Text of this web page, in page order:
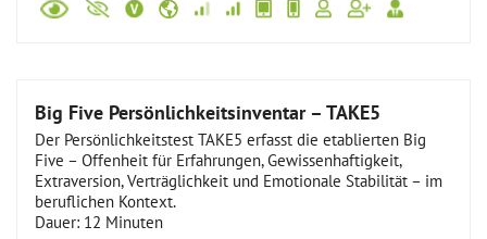
Big Five Persönlichkeitsinventar – TAKE5
Der Persönlichkeitstest TAKE5 erfasst die etablierten Big
Five – Offenheit für Erfahrungen, Gewissenhaftigkeit,
Extraversion, Verträglichkeit und Emotionale Stabilität – im
beruflichen Kontext.
Dauer: 12 Minuten